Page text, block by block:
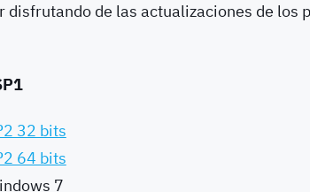
disfrutando de las actualizaciones de los
32 bits
64 bits
7